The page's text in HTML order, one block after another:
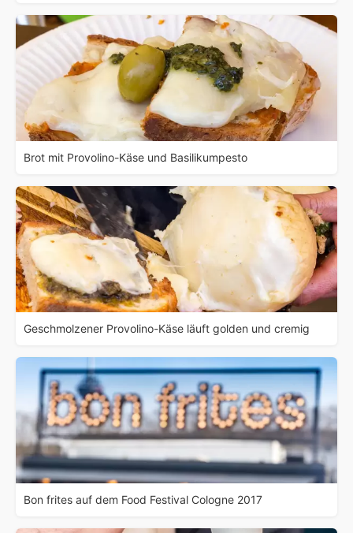
Brot mit Provolino-Käse und Basilikumpesto
Geschmolzener Provolino-Käse läuft golden und cremig
Bon frites auf dem Food Festival Cologne 2017